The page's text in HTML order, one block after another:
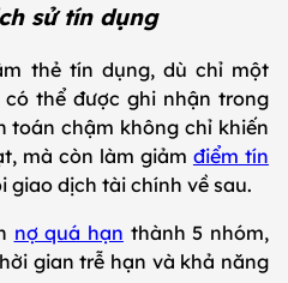
sử tín dụng
thẻ tín dụng, dù chỉ một
thể được ghi nhận trong
toán chậm không chỉ khiến
mà còn làm giảm điểm tín
giao dịch tài chính về sau.
nợ quá hạn thành 5 nhóm,
gian trễ hạn và khả năng